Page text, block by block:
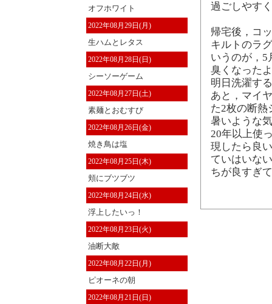
オフホワイト
2022年08月29日(月)
生ハムとレタス
2022年08月28日(日)
シーソーゲーム
2022年08月27日(土)
素麺とおむすび
2022年08月26日(金)
焼き鳥は塩
2022年08月25日(木)
頬にブツブツ
2022年08月24日(水)
浮上したいっ！
2022年08月23日(火)
油断大敵
2022年08月22日(月)
ピオーネの朝
2022年08月21日(日)
過ごしやす
帰宅後，コ
キルトのラ
いうのが，5
臭くなった
明日洗濯す
あと，マイ
た2枚の断熱
暑いような
20年以上使
現したら良
ていはいな
ちが良すぎ